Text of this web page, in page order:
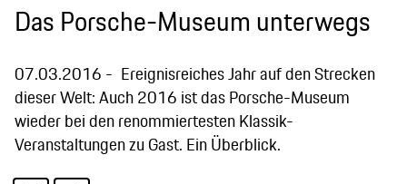
Das Porsche-Museum unterwegs
07.03.2016
Ereignisreiches Jahr auf den Strecken
dieser Welt: Auch 2016 ist das Porsche-Museum
wieder bei den renommiertesten Klassik-
Veranstaltungen zu Gast. Ein Überblick.